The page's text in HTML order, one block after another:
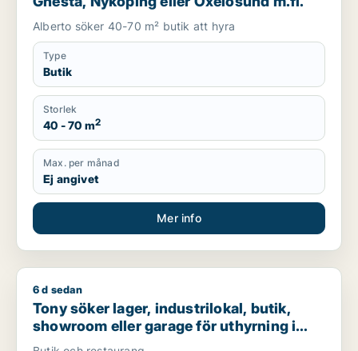
Alberto söker 40-70 m² butik att hyra
Type
Butik
Storlek
40 - 70 m2
Max. per månad
Ej angivet
Mer info
Tony söker lager, industrilokal, butik, showroom eller
6 d sedan
Tony söker lager, industrilokal, butik,
showroom eller garage för uthyrning i
Norrköping